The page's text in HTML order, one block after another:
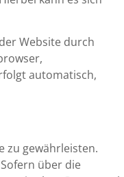
Website durch
automatisch,
zu gewährleisten.
über die